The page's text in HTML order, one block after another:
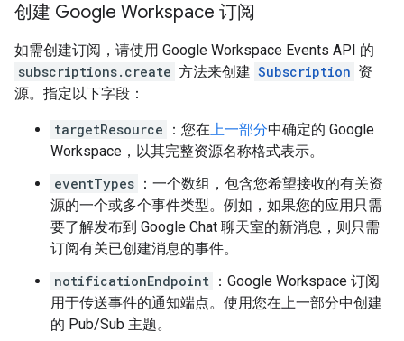
创建 Google Workspace 订阅
如需创建订阅，请使用 Google Workspace Events API 的
subscriptions.create 方法来创建 Subscription 资
源。指定以下字段：
targetResource ：您在上一部分中确定的 Google
Workspace，以其完整资源名称格式表示。
eventTypes ：一个数组，包含您希望接收的有关资
源的一个或多个事件类型。例如，如果您的应用只需
要了解发布到 Google Chat 聊天室的新消息，则只需
订阅有关已创建消息的事件。
notificationEndpoint ：Google Workspace 订阅
用于传送事件的通知端点。使用您在上一部分中创建
的 Pub/Sub 主题。